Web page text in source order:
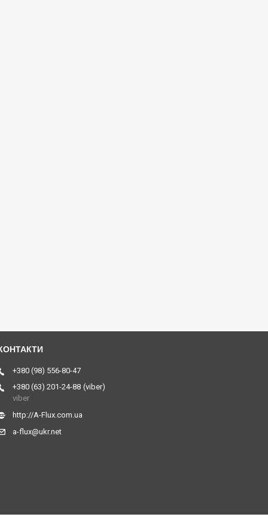
+380 (98) 556-80-47
+380 (63) 201-24-88 viber
viber
http://A-Flux.com.ua
a-flux@ukr.net